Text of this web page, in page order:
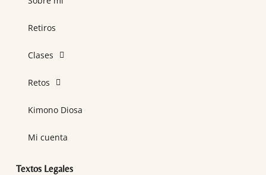
Retiros
Clases
Retos
Kimono Diosa
Mi cuenta
Textos Legales